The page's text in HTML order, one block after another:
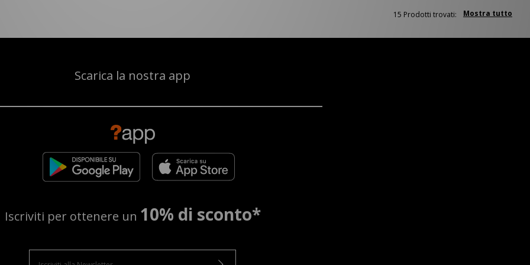
Mostra tutto
15 Prodotti trovati:
Scarica la nostra app
Iscriviti per ottenere un 10% di sconto*